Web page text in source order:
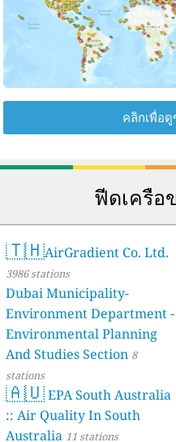
คลิกเพื่อ
ฟีดเครือ
🇹🇭AirGradient Co. Ltd.
3986 stations
Dubai Municipality-
Environment Department -
Environmental Planning
And Studies Section 8
stations
🇦🇺EPA South Australia
:: Air Quality In South
Australia 11 stations